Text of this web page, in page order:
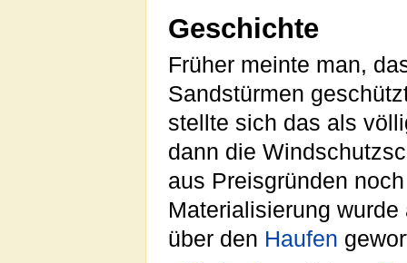
Geschichte
Früher meinte man,
Sandstürmen
stellte sich das als
dann die
aus Preisgründen
Materialisierung
über den Haufen